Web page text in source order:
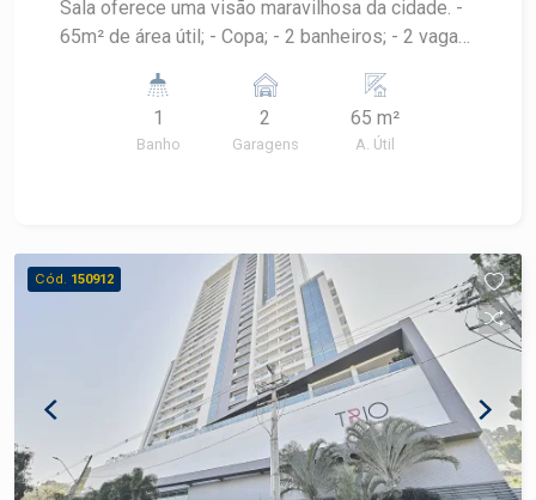
Sala oferece uma visão maravilhosa da cidade. -
65m² de área útil; - Copa; - 2 banheiros; - 2 vagas
condomínio, bem como elevador, sendo 1
panorâmico;
1
Banho
2
Garagens
65 m²
A. Útil
Cód. 150912